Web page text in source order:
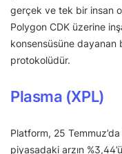
gerçek ve tek bir insan
Polygon CDK üzerine
konsensüsüne dayanan
protokolüdür.
Plasma (XPL)
Platform, 25
piyasadaki arzın